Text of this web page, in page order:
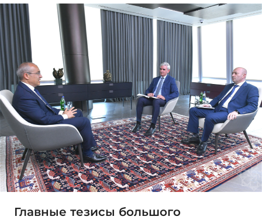
Главные тезисы большого